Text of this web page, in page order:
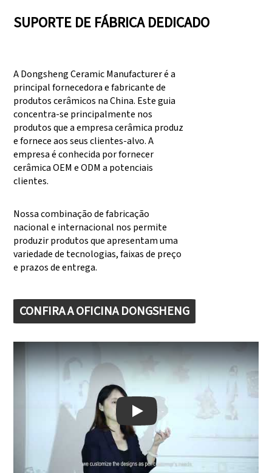
SUPORTE DE FÁBRICA DEDICADO
A Dongsheng Ceramic Manufacturer é a
principal fornecedora e fabricante de
produtos cerâmicos na China. Este guia
concentra-se principalmente nos
produtos que a empresa cerâmica produz
e fornece aos seus clientes-alvo. A
empresa é conhecida por fornecer
cerâmica OEM e ODM a potenciais
clientes.
Nossa combinação de fabricação
nacional e internacional nos permite
produzir produtos que apresentam uma
variedade de tecnologias, faixas de preço
e prazos de entrega.
CONFIRA A OFICINA DONGSHENG
Play: Keynote (Google I/O '18)